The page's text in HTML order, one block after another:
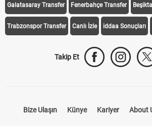
Galatasaray Transfer Fenerbahçe Transfer
Trabzonspor Transfer Canlı İzle iddaa Sonuçları
Takip Et
Bize Ulaşın Künye Kariyer About